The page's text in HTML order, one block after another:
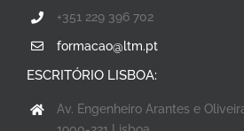
+351 229 396 702
formacao@ltm.pt
ESCRITÓRIO LISBOA:
Av. Engenheiro Arantes e